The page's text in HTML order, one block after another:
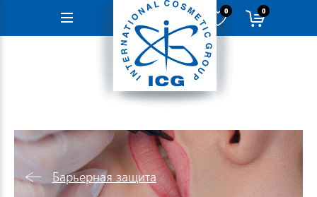
Навигация
0 0
Барьерная защита